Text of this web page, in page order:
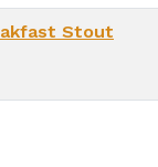
Stout